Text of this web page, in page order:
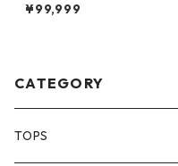
¥99,999
CATEGORY
TOPS